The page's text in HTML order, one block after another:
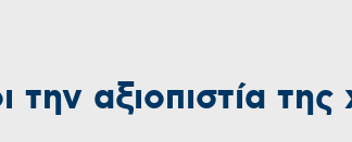
αξιοπιστία